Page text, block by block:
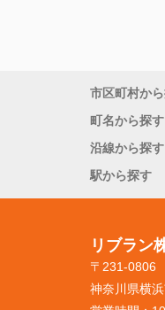
市区町村か
町名から探す
沿線から探す
駅から探す
リブラン
〒231-0806
神奈川県横